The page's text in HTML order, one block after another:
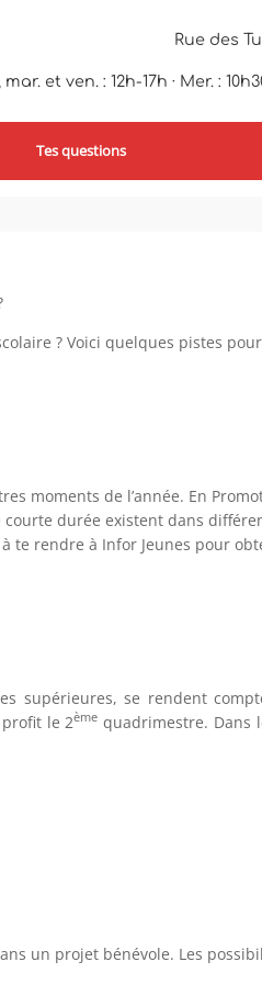
Rue des
mar. et ven. : 12h-17h · Mer. :
Tes questions
? Voici quelques pistes
moments de l’année. En
durée existent dans
te rendre à Infor Jeunes pour
supérieures, se rendent
le 2ème quadrimestre. Dans
un projet bénévole. Les